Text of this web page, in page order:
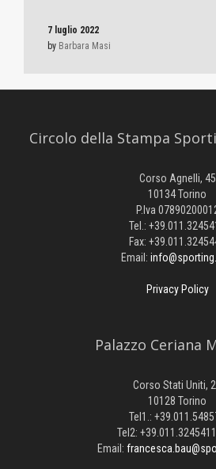
7 luglio 2022
by Barbara Masi
Circolo della Stampa
Corso Agnelli, 45
10134 Torino
P.Iva
Tel.:
Fax:
Email:
Privacy Policy
Palazzo Ceriana
Corso Stati Uniti,
10128 Torino
Tel1.:
Tel2:
Email: